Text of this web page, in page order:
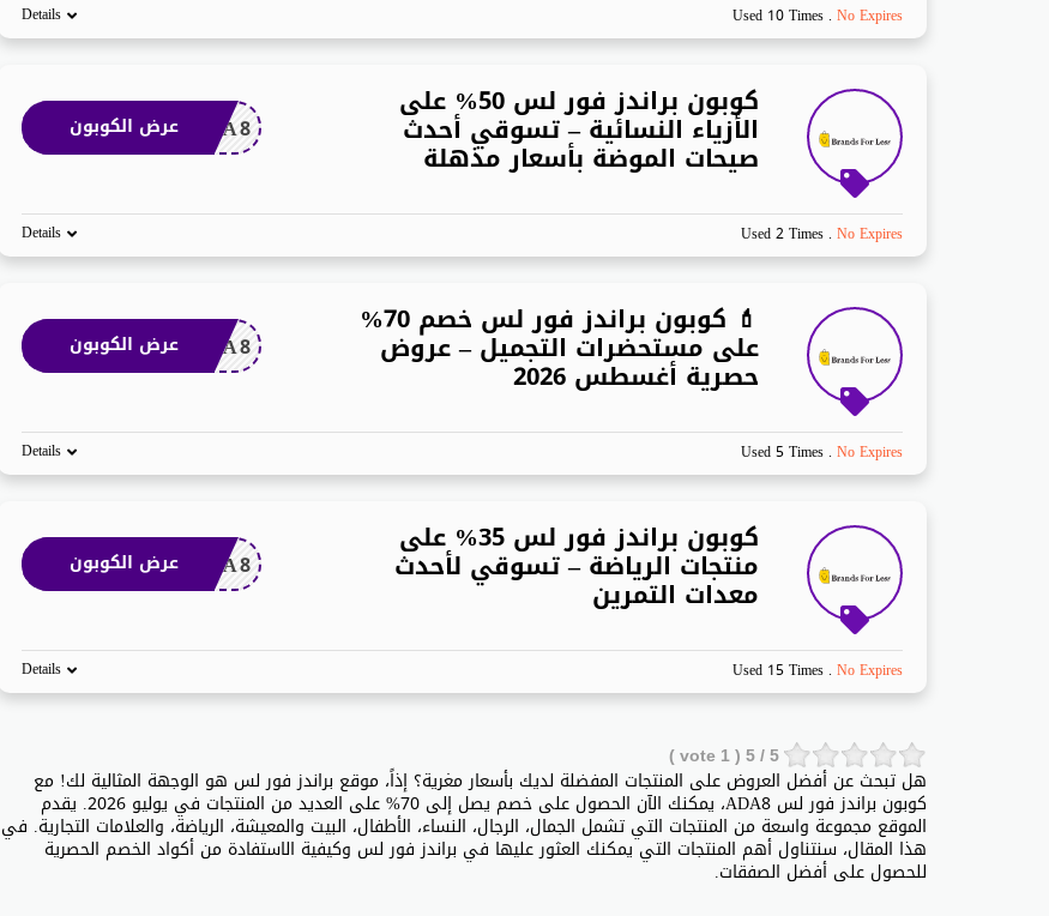
Used 10 Times . No Expires
Details
كوبون براندز فور لس 50% على
الأزياء النسائية – تسوقي أحدث
صيحات الموضة بأسعار مذهلة
ADA8 عرض الكوبون
Used 2 Times . No Expires
Details
💄 كوبون براندز فور لس خصم 70%
على مستحضرات التجميل – عروض
حصرية أغسطس 2026
ADA8 عرض الكوبون
Used 5 Times . No Expires
Details
كوبون براندز فور لس 35% على
منتجات الرياضة – تسوقي لأحدث
معدات التمرين
ADA8 عرض الكوبون
Used 15 Times . No Expires
Details
5
/ 5 (
1
هل تبحث عن أفضل العروض على المنتجات المفضلة لديك بأسعار مغرية؟ إذاً، موقع براندز فور لس هو الوجهة المثالية لك! مع
كوبون براندز فور لس ADA8، يمكنك الآن الحصول على خصم يصل إلى 70% على العديد من المنتجات في يوليو 2026. يقدم
الموقع مجموعة واسعة من المنتجات التي تشمل الجمال، الرجال، النساء، الأطفال، البيت والمعيشة، الرياضة، والعلامات التجارية. في
هذا المقال، سنتناول أهم المنتجات التي يمكنك العثور عليها في براندز فور لس وكيفية الاستفادة من أكواد الخصم الحصرية
للحصول على أفضل الصفقات.